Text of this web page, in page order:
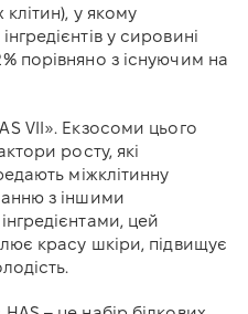
у якому
у сировині
порівняно з існуючим на
VII». Екзосоми цього
росту, які
міжклітинну
з іншими
цей
красу шкіри, підвищує